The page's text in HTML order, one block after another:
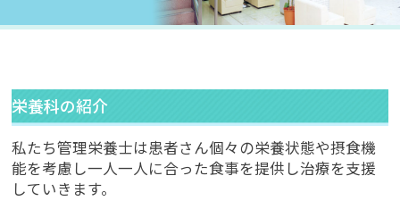
栄養科の紹介
私たち管理栄養士は患者さん個々の栄養状態や摂食機
能を考慮し一人一人に合った食事を提供し治療を支援
していきます。